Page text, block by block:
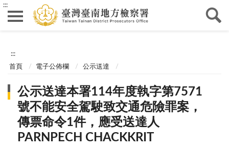
:::
:::
首頁 電子公佈欄 公示送達
公示送達本署114年度執字第7571
號不能安全駕駛致交通危險罪案，
傳票命令1件，應受送達人
PARNPECH CHACKKRIT